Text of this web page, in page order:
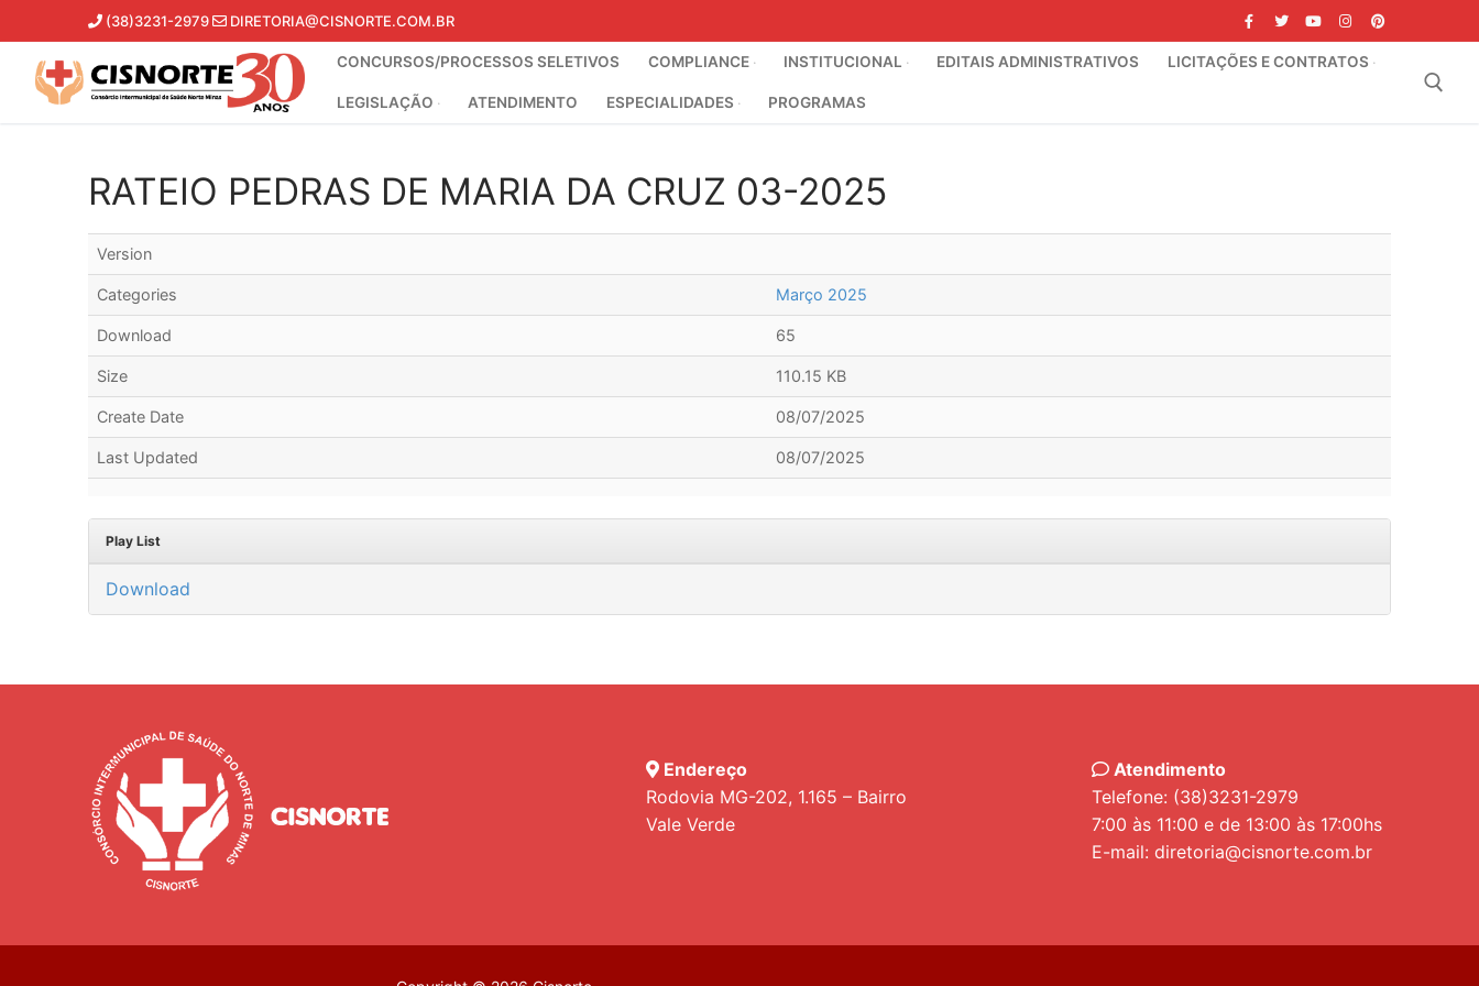
para
conteúdo
(38)3231-2979 DIRETORIA@CISNORTE.COM.BR
CONCURSOS/PROCESSOS SELETIVOS COMPLIANCE INSTITUCIONAL EDITAIS ADMINISTRATIVOS LICITAÇÕES E CONTRATOS
LEGISLAÇÃO ATENDIMENTO ESPECIALIDADES PROGRAMAS
RATEIO PEDRAS DE MARIA DA CRUZ 03-2025
Version
Categories Março 2025
Download 65
Size 110.15 KB
Create Date 08/07/2025
Last Updated 08/07/2025
Play List
Download
Endereço
Rodovia MG-202, 1.165 – Bairro
Vale Verde
Atendimento
Telefone: (38)3231-2979
7:00 às 11:00 e de 13:00 às 17:00hs
E-mail: diretoria@cisnorte.com.br